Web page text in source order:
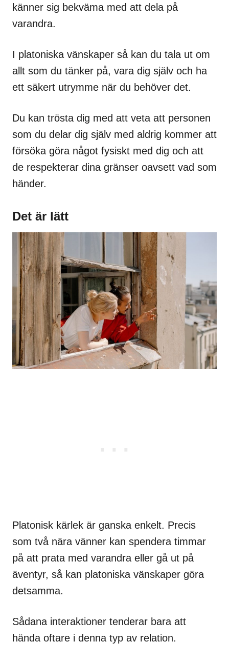
känner sig bekväma med att dela på
varandra.
I platoniska vänskaper så kan du tala ut om
allt som du tänker på, vara dig själv och ha
ett säkert utrymme när du behöver det.
Du kan trösta dig med att veta att personen
som du delar dig själv med aldrig kommer att
försöka göra något fysiskt med dig och att
de respekterar dina gränser oavsett vad som
händer.
Det är lätt
Platonisk kärlek är ganska enkelt. Precis
som två nära vänner kan spendera timmar
på att prata med varandra eller gå ut på
äventyr, så kan platoniska vänskaper göra
detsamma.
Sådana interaktioner tenderar bara att
hända oftare i denna typ av relation.